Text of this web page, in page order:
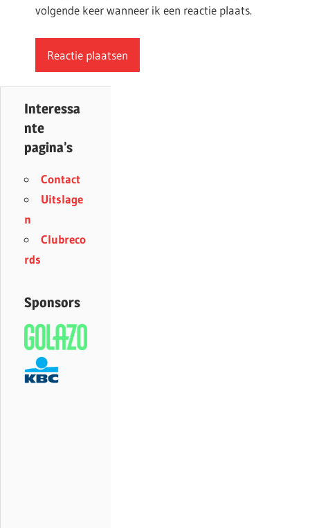
volgende keer wanneer ik een reactie plaats.
Interessa
nte
pagina’s
Contact
Uitslage
n
Clubreco
rds
Sponsors